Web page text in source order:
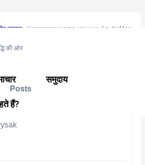
की ओर
समुदाय
हैं?
समुदाय Наркологическая клиника АльфаМед
Posts
at 3:11 am